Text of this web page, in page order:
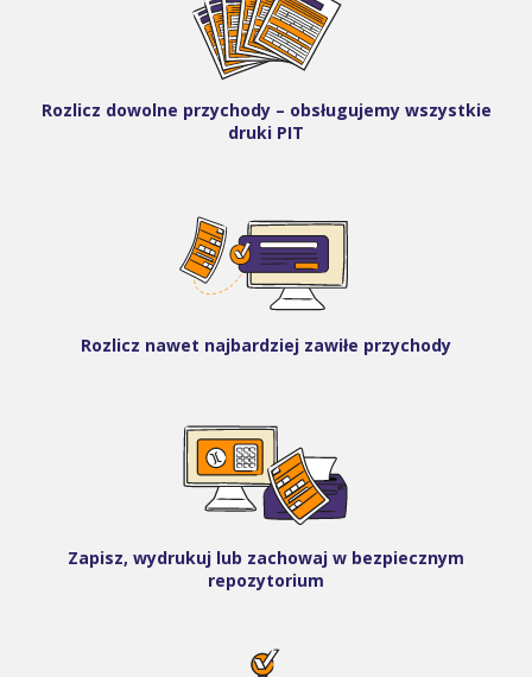
Rozlicz dowolne przychody – obsługujemy wszystkie
druki PIT
Rozlicz nawet najbardziej zawiłe przychody
Zapisz, wydrukuj lub zachowaj w bezpiecznym
repozytorium